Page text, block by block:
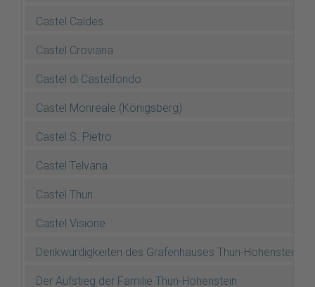
Castel Caldes
Castel Croviana
Castel di Castelfondo
Castel Monreale (Königsberg)
Castel S. Pietro
Castel Telvana
Castel Thun
Castel Visione
Denkwürdigkeiten des Grafenhauses Thun-Hohenstein
Der Aufstieg der Familie Thun-Hohenstein